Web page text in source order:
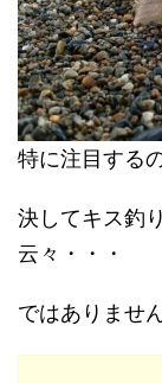
特に注目するの
決してキス釣
云々・・・
ではありません